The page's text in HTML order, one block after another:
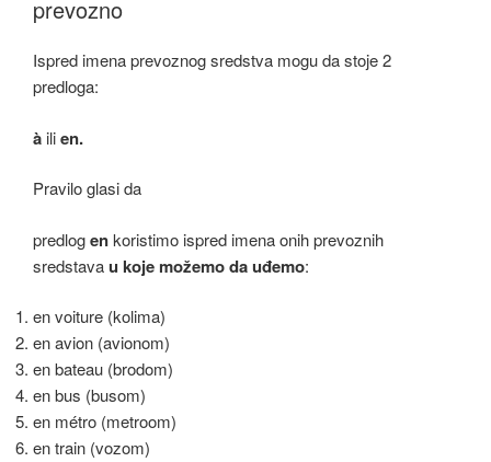
b
o
o
n
k
prevozno
Ispred imena prevoznog sredstva mogu da stoje 2
predloga:
à ilien.
Pravilo glasi da
predlogenkoristimo ispred imena onih prevoznih
sredstavau koje možemo da uđemo:
en voiture (kolima)
en avion (avionom)
en bateau (brodom)
en bus (busom)
en métro (metroom)
en train (vozom)